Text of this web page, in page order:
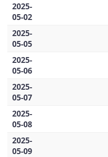
2025-
05-02
2025-
05-05
2025-
05-06
2025-
05-07
2025-
05-08
2025-
05-09